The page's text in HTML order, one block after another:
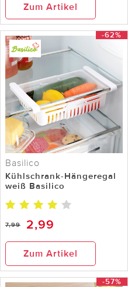
Zum Artikel
-62%
Basilico
Kühlschrank-Hängeregal
weiß Basilico
7,99 2,99
Zum Artikel
-57%